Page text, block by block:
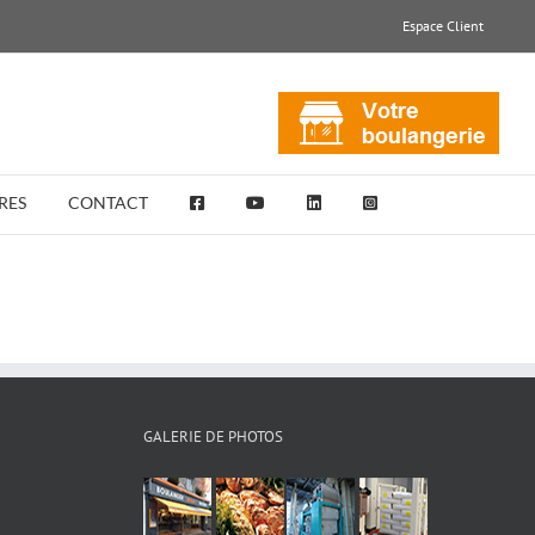
Espace Client
CONTACT
GALERIE DE PHOTOS